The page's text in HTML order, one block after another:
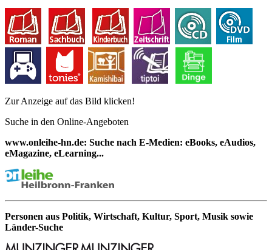
Zur Anzeige auf das Bild klicken!
Suche in den Online-Angeboten
www.onleihe-hn.de: Suche nach E-Medien: eBooks, eAudios,
eMagazine, eLearning...
Personen aus Politik, Wirtschaft, Kultur, Sport, Musik sowie
Länder-Suche